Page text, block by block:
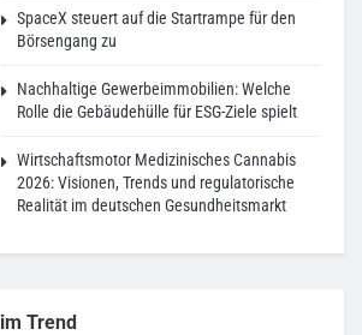
SpaceX steuert auf die Startrampe für den
Börsengang zu
Nachhaltige Gewerbeimmobilien: Welche
Rolle die Gebäudehülle für ESG-Ziele spielt
Wirtschaftsmotor Medizinisches Cannabis
2026: Visionen, Trends und regulatorische
Realität im deutschen Gesundheitsmarkt
im Trend